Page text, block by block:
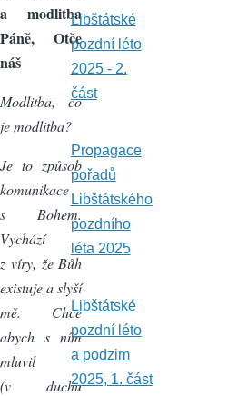
a modlitba
Páně, Otče
náš
Modlitba, co
je modlitba?
Je to způsob
komunikace
s Bohem.
Vychází
z víry, že Bůh
existuje a slyší
mě. Chce
abych s ním
mluvil
(v duchu
Libštátské
pozdní léto
2025 - 2.
část
Propagace
pořadů
Libštátského
pozdního
léta 2025
Libštátské
pozdní léto
a podzim
2025, 1. část